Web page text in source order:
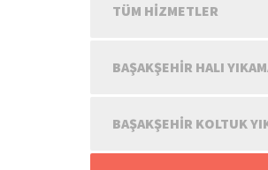
TÜM HIZMETLER
BAŞAKŞEHIR HALI
BAŞAKŞEHIR KOLTUK